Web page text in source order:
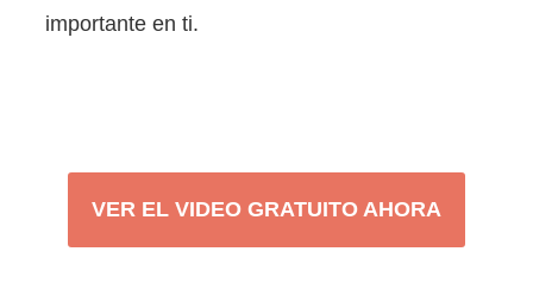
importante en ti.
VER EL VIDEO GRATUITO AHORA